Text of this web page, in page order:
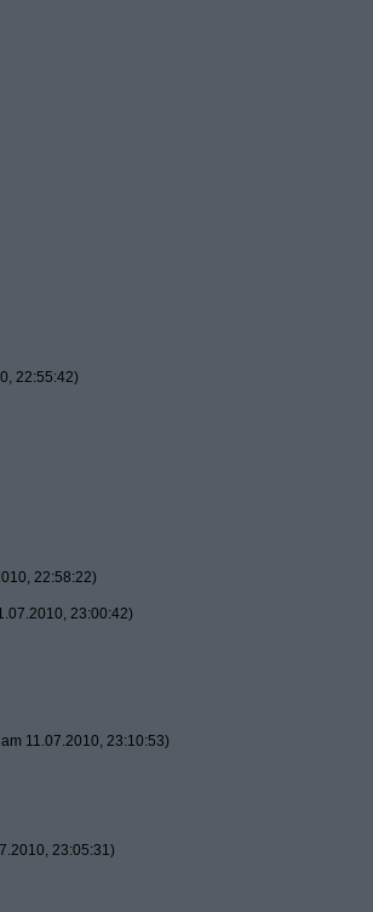
22:55:42)
22:58:22)
23:00:42)
am 11.07.2010, 23:10:53)
23:05:31)